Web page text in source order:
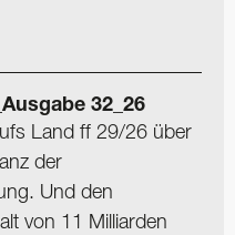
32_26
Land ff 29/26 über
der
Und den
von 11 Milliarden